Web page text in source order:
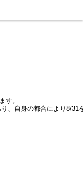
す。
、自身の都合により8/31